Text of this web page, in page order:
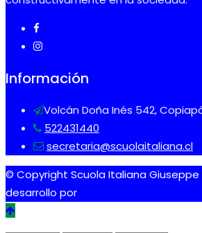
Información
Volcán Doña Inés 542,
522431440
secretaria@scuolaitaliana.cl
© Copyright Scuola Italiana Giuseppe
desarrollo por